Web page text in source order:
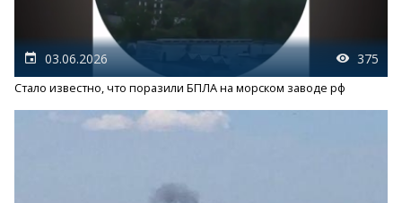
03.06.2026 375
Стало известно, что поразили БПЛА на морском заводе рф